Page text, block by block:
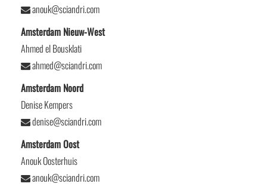
anouk@sciandri.com
Amsterdam Nieuw-West
Ahmed el Bousklati
ahmed@sciandri.com
Amsterdam Noord
Denise Kempers
denise@sciandri.com
Amsterdam Oost
Anouk Oosterhuis
anouk@sciandri.com